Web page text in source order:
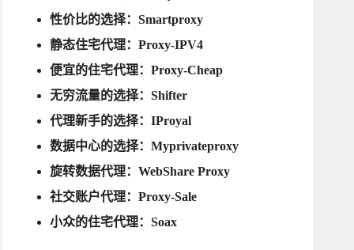
性价比的选择： Smartproxy
静态住宅代理： Proxy-IPV4
便宜的住宅代理： Proxy-Cheap
无穷流量的选择： Shifter
代理新手的选择： IProyal
数据中心的选择： Myprivateproxy
旋转数据代理： WebShare Proxy
社交账户代理： Proxy-Sale
小众的住宅代理： Soax